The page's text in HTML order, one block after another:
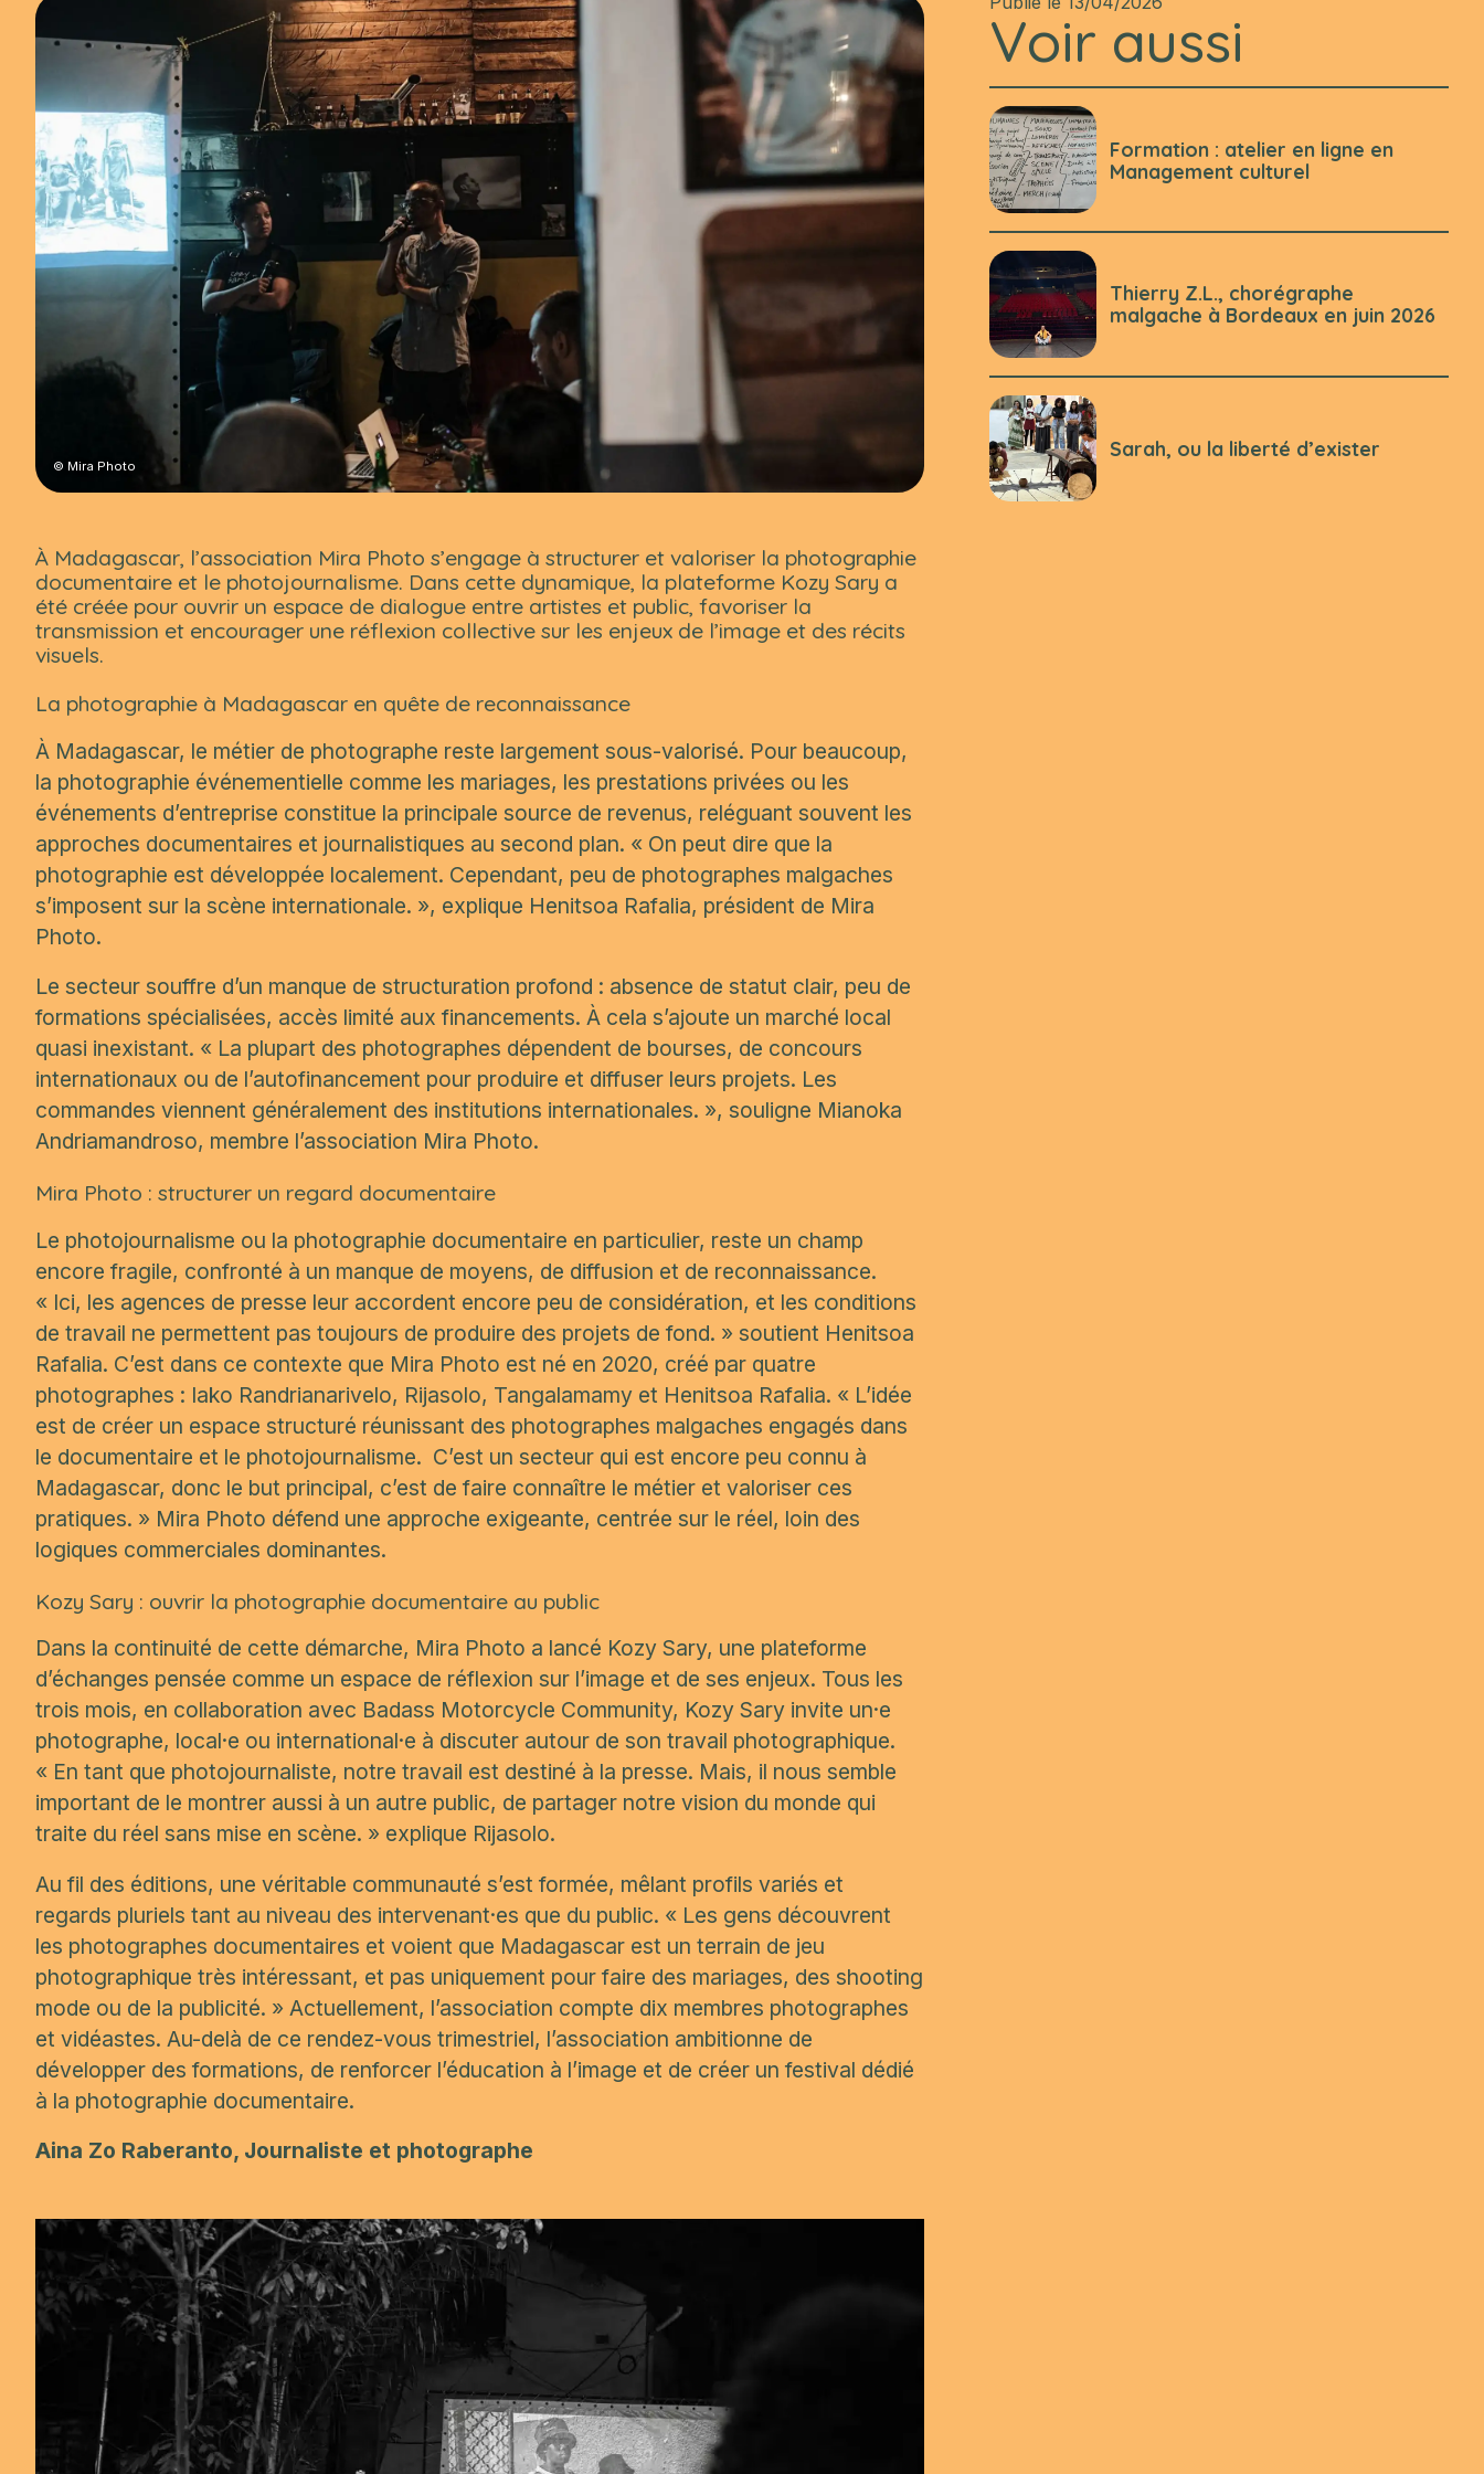
© Mira Photo
À Madagascar, l’association Mira Photo s’engage à structurer et valoriser la photographie
documentaire et le photojournalisme. Dans cette dynamique, la plateforme Kozy Sary a
été créée pour ouvrir un espace de dialogue entre artistes et public, favoriser la
transmission et encourager une réflexion collective sur les enjeux de l’image et des récits
visuels.
La photographie à Madagascar en quête de reconnaissance
À Madagascar, le métier de photographe reste largement sous-valorisé. Pour beaucoup,
la photographie événementielle comme les mariages, les prestations privées ou les
événements d’entreprise constitue la principale source de revenus, reléguant souvent les
approches documentaires et journalistiques au second plan. « On peut dire que la
photographie est développée localement. Cependant, peu de photographes malgaches
s’imposent sur la scène internationale. », explique Henitsoa Rafalia, président de Mira
Photo.
Le secteur souffre d’un manque de structuration profond : absence de statut clair, peu de
formations spécialisées, accès limité aux financements. À cela s’ajoute un marché local
quasi inexistant. « La plupart des photographes dépendent de bourses, de concours
internationaux ou de l’autofinancement pour produire et diffuser leurs projets. Les
commandes viennent généralement des institutions internationales. »,souligne Mianoka
Andriamandroso, membre l’association Mira Photo.
Mira Photo : structurer un regard documentaire
Le photojournalisme ou la photographie documentaire en particulier, reste un champ
encore fragile, confronté à un manque de moyens, de diffusion et de reconnaissance.
« Ici, les agences de presse leur accordent encore peu de considération, et les conditions
de travail ne permettent pas toujours de produire des projets de fond. »soutient Henitsoa
Rafalia. C’est dans ce contexte que Mira Photo est né en 2020, créé par quatre
photographes : Iako Randrianarivelo, Rijasolo, Tangalamamy et Henitsoa Rafalia. « L’idée
est de créer un espace structuré réunissant des photographes malgaches engagés dans
le documentaire et le photojournalisme. C’est un secteur qui est encore peu connu à
Madagascar, donc le but principal, c’est de faire connaître le métier et valoriser ces
pratiques. » Mira Photo défend une approche exigeante, centrée sur le réel, loin des
logiques commerciales dominantes.
Kozy Sary : ouvrir la photographie documentaire au public
Dans la continuité de cette démarche, Mira Photo a lancé Kozy Sary, une plateforme
d’échanges pensée comme un espace de réflexion sur l’image et de ses enjeux. Tous les
trois mois, en collaboration avec Badass Motorcycle Community, Kozy Sary invite un·e
photographe, local·e ou international·e à discuter autour de son travail photographique.
« En tant que photojournaliste, notre travail est destiné à la presse. Mais, il nous semble
important de le montrer aussi à un autre public, de partager notre vision du monde qui
traite du réel sans mise en scène. » explique Rijasolo.
Au fil des éditions, une véritable communauté s’est formée, mêlant profils variés et
regards pluriels tant au niveau des intervenant·es que du public. « Les gens découvrent
les photographes documentaires et voient que Madagascar est un terrain de jeu
photographique très intéressant, et pas uniquement pour faire des mariages, des shooting
mode ou de la publicité. » Actuellement, l’association compte dix membres photographes
et vidéastes. Au-delà de ce rendez-vous trimestriel, l’association ambitionne de
développer des formations, de renforcer l’éducation à l’image et de créer un festival dédié
à la photographie documentaire.
Aina Zo Raberanto, Journaliste et photographe
Voir aussi
Formation : atelier en ligne en
Management culturel
Thierry Z.L., chorégraphe
malgache à Bordeaux en juin 2026
Sarah, ou la liberté d’exister